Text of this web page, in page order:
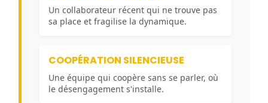
Un collaborateur récent qui ne trouve pas
sa place et fragilise la dynamique.
COOPÉRATION SILENCIEUSE
Une équipe qui coopère sans se parler, où
le désengagement s'installe.